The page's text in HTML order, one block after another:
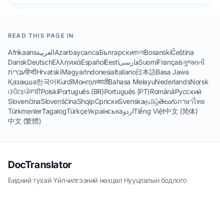
READ THIS PAGE IN
AfrikaansالعربيةAzərbaycancaБългарскиবাংলাBosanskiČeština
DanskDeutschΕλληνικάEspañolEestiفارسیSuomiFrançaisગુજરાતી
עבריתहिन्दीHrvatskiMagyarIndonesiaItaliano日本語Basa Jawa
Қазақша한국어KurdîМонголमराठीBahasa MelayuNederlandsNorsk
ଓଡିଆਪੰਜਾਬੀPolskiPortuguês (BR)Português (PT)RomânăРусский
SlovenčinaSlovenščinaShqipСрпскиSvenskaதமிழ்తెలుగుภาษาไทย
TürkmenlerTagalogTürkçeУкраїнськаاردوTiếng Việt中文 (简体)
中文 (繁體)
DocTranslator
Бидний тухай·Үйлчилгээний нөхцөл·Нууцлалын бодлого